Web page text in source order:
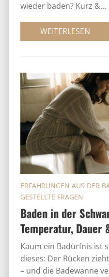
wieder baden? Kurz &...
WEITERLESEN
Baden in der
Temperatur, Dauer
ERFAHRUNGEN AUS DER
GESTELLTE FRAGEN
Kaum ein Badürfnis ist
dieses: Der Rücken
– und die Badewanne